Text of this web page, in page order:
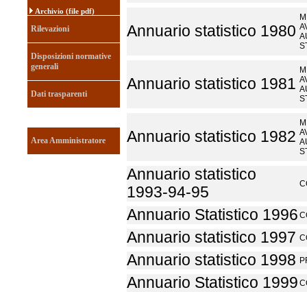
Archivio (file pdf)
Rilevazioni
Disposizioni normative
generali
Dati trasparenti
Area Amministratore
Annuario statistico 1980
Annuario statistico 1981
Annuario statistico 1982
Annuario statistico
1993-94-95
Annuario Statistico 1996
Annuario statistico 1997
Annuario statistico 1998
Annuario Statistico 1999